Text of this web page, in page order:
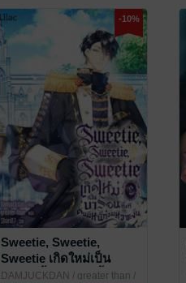
-10%
Sweetie, Sweetie,
Sweetie เกิดใหม่เป็น
บารอนทั้งที ดันมีหนี้ท่วมหัว
DAMJUCKDAN / greater than /